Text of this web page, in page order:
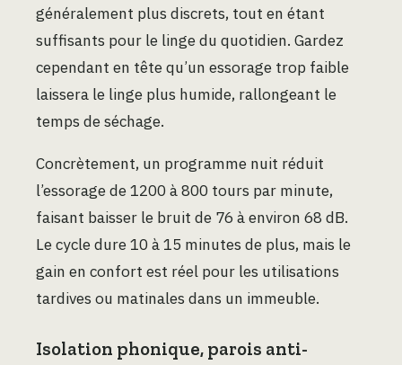
généralement plus discrets, tout en étant
suffisants pour le linge du quotidien. Gardez
cependant en tête qu’un essorage trop faible
laissera le linge plus humide, rallongeant le
temps de séchage.
Concrètement, un programme nuit réduit
l’essorage de 1200 à 800 tours par minute,
faisant baisser le bruit de 76 à environ 68 dB.
Le cycle dure 10 à 15 minutes de plus, mais le
gain en confort est réel pour les utilisations
tardives ou matinales dans un immeuble.
Isolation phonique, parois anti-